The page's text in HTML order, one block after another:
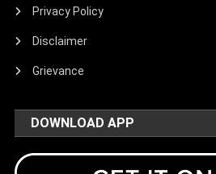
Privacy Policy
Disclaimer
Grievance
DOWNLOAD APP